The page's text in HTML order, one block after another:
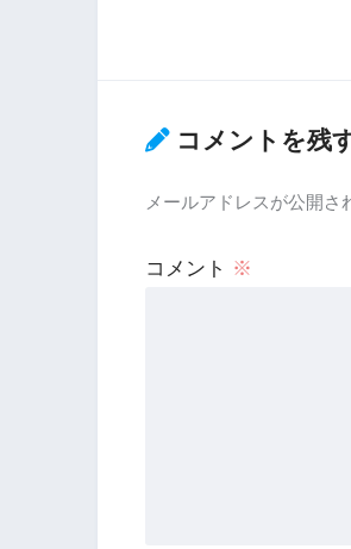
コメントを残
メールアドレスが公開さ
コメント ※